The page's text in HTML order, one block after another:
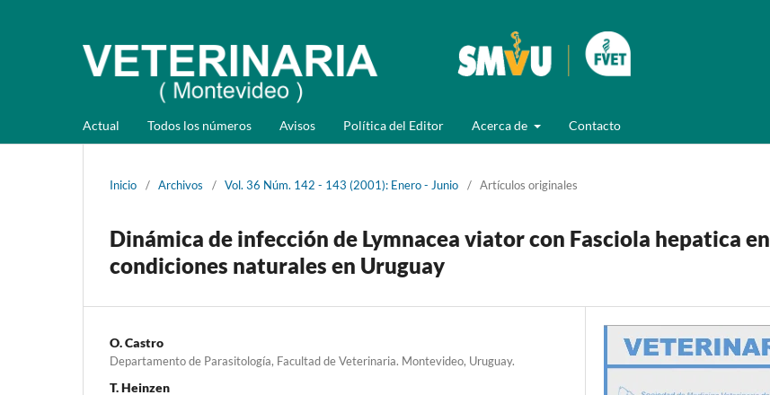
Actual Todos los números Avisos Política del Editor Acerca de Contacto
Inicio / Archivos / Vol. 36 Núm. 142 - 143 (2001): Enero - Junio / Artículos originales
Dinámica de infección de Lymnacea viator con Fasciola hepatica en
condiciones naturales en Uruguay
O. Castro
Departamento de Parasitología, Facultad de Veterinaria. Montevideo, Uruguay.
T. Heinzen